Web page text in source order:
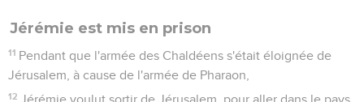
Jérémie est mis en prison
11 Pendant que l'armée des Chaldéens s'était éloignée de
Jérusalem, à cause de l'armée de Pharaon,
12 Jérémie voulut sortir de Jérusalem, pour aller dans le pays